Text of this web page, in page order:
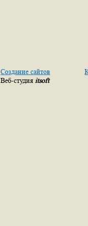
Создание сайтов
Веб-студия itsoft